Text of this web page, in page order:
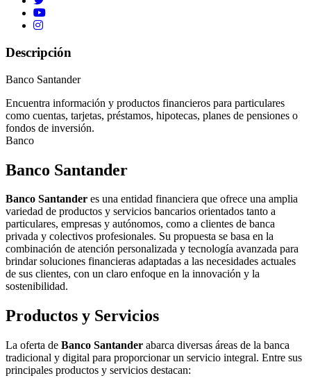
Descripción
Banco Santander
Encuentra información y productos financieros para particulares
como cuentas, tarjetas, préstamos, hipotecas, planes de pensiones o
fondos de inversión.
Banco
Banco Santander
Banco Santander es una entidad financiera que ofrece una amplia
variedad de productos y servicios bancarios orientados tanto a
particulares, empresas y autónomos, como a clientes de banca
privada y colectivos profesionales. Su propuesta se basa en la
combinación de atención personalizada y tecnología avanzada para
brindar soluciones financieras adaptadas a las necesidades actuales
de sus clientes, con un claro enfoque en la innovación y la
sostenibilidad.
Productos y Servicios
La oferta de Banco Santander abarca diversas áreas de la banca
tradicional y digital para proporcionar un servicio integral. Entre sus
principales productos y servicios destacan: